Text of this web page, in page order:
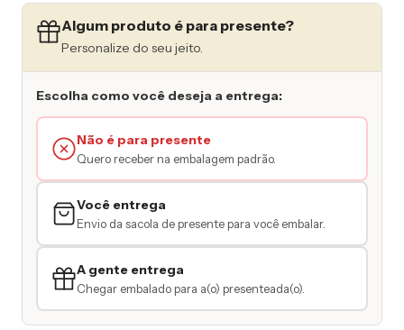
Algum produto é para presente?
Personalize do seu jeito.
Escolha como você deseja a entrega:
Não é para presente
Quero receber na embalagem padrão.
Você entrega
Envio da sacola de presente para você embalar.
A gente entrega
Chegar embalado para a(o) presenteada(o).